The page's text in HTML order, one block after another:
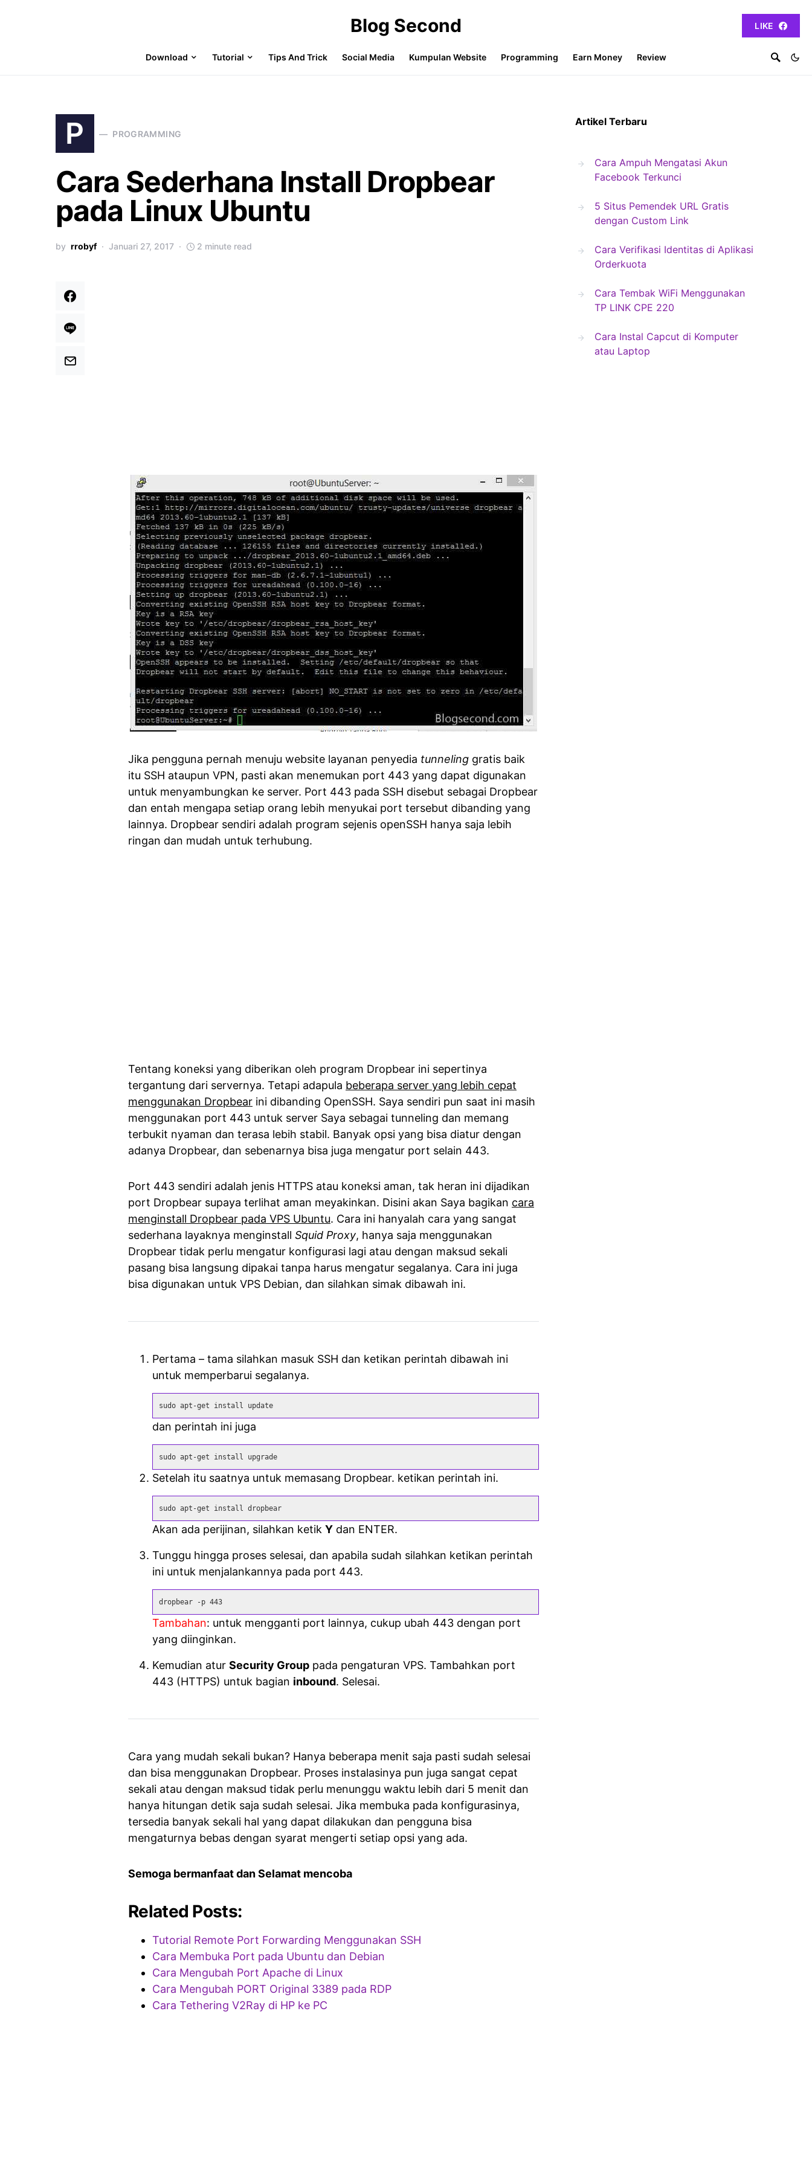
Blog Second LIKE
Download Tutorial Tips And Trick Social Media Kumpulan Website Programming Earn Money Review
P PROGRAMMING
Cara Sederhana Install Dropbear
pada Linux Ubuntu
by rrobyf Januari 27, 2017 2 minute read
Jika pengguna pernah menuju website layanan penyedia tunneling gratis baik
itu SSH ataupun VPN, pasti akan menemukan port 443 yang dapat digunakan
untuk menyambungkan ke server. Port 443 pada SSH disebut sebagai Dropbear
dan entah mengapa setiap orang lebih menyukai port tersebut dibanding yang
lainnya. Dropbear sendiri adalah program sejenis openSSH hanya saja lebih
ringan dan mudah untuk terhubung.
Tentang koneksi yang diberikan oleh program Dropbear ini sepertinya
tergantung dari servernya. Tetapi adapula beberapa server yang lebih cepat
menggunakan Dropbear ini dibanding OpenSSH. Saya sendiri pun saat ini masih
menggunakan port 443 untuk server Saya sebagai tunneling dan memang
terbukit nyaman dan terasa lebih stabil. Banyak opsi yang bisa diatur dengan
adanya Dropbear, dan sebenarnya bisa juga mengatur port selain 443.
Port 443 sendiri adalah jenis HTTPS atau koneksi aman, tak heran ini dijadikan
port Dropbear supaya terlihat aman meyakinkan. Disini akan Saya bagikan cara
menginstall Dropbear pada VPS Ubuntu. Cara ini hanyalah cara yang sangat
sederhana layaknya menginstall Squid Proxy, hanya saja menggunakan
Dropbear tidak perlu mengatur konfigurasi lagi atau dengan maksud sekali
pasang bisa langsung dipakai tanpa harus mengatur segalanya. Cara ini juga
bisa digunakan untuk VPS Debian, dan silahkan simak dibawah ini.
Pertama – tama silahkan masuk SSH dan ketikan perintah dibawah ini
untuk memperbarui segalanya.
sudo apt-get install update
dan perintah ini juga
sudo apt-get install upgrade
Setelah itu saatnya untuk memasang Dropbear. ketikan perintah ini.
sudo apt-get install dropbear
Akan ada perijinan, silahkan ketik Y dan ENTER.
Tunggu hingga proses selesai, dan apabila sudah silahkan ketikan perintah
ini untuk menjalankannya pada port 443.
dropbear -p 443
Tambahan: untuk mengganti port lainnya, cukup ubah 443 dengan port
yang diinginkan.
Kemudian atur Security Group pada pengaturan VPS. Tambahkan port
443 (HTTPS) untuk bagian inbound. Selesai.
Cara yang mudah sekali bukan? Hanya beberapa menit saja pasti sudah selesai
dan bisa menggunakan Dropbear. Proses instalasinya pun juga sangat cepat
sekali atau dengan maksud tidak perlu menunggu waktu lebih dari 5 menit dan
hanya hitungan detik saja sudah selesai. Jika membuka pada konfigurasinya,
tersedia banyak sekali hal yang dapat dilakukan dan pengguna bisa
mengaturnya bebas dengan syarat mengerti setiap opsi yang ada.
Semoga bermanfaat dan Selamat mencoba
Related Posts:
Tutorial Remote Port Forwarding Menggunakan SSH
Cara Membuka Port pada Ubuntu dan Debian
Cara Mengubah Port Apache di Linux
Cara Mengubah PORT Original 3389 pada RDP
Cara Tethering V2Ray di HP ke PC
Artikel Terbaru
Cara Ampuh Mengatasi Akun
Facebook Terkunci
5 Situs Pemendek URL Gratis
dengan Custom Link
Cara Verifikasi Identitas di Aplikasi
Orderkuota
Cara Tembak WiFi Menggunakan
TP LINK CPE 220
Cara Instal Capcut di Komputer
atau Laptop